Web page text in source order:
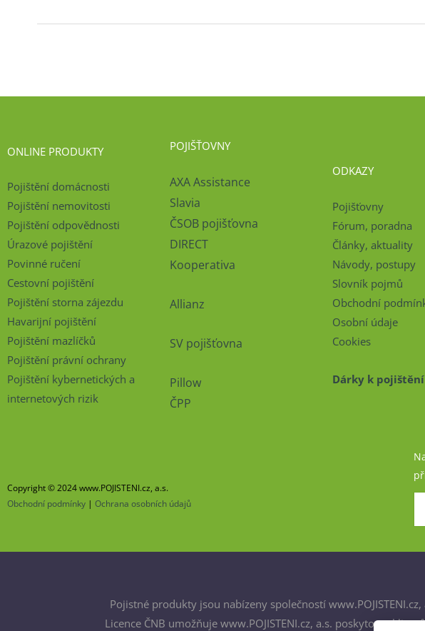
ONLINE PRODUKTY
Pojištění domácnosti
Pojištění nemovitosti
Pojištění odpovědnosti
Úrazové pojištění
Povinné ručení
Cestovní pojištění
Pojištění storna zájezdu
Havarijní pojištění
Pojištění mazlíčků
Pojištění právní ochrany
Pojištění kybernetických a
internetových rizik
POJIŠŤOVNY
AXA Assistance
Slavia
ČSOB pojišťovna
DIRECT
Kooperativa
Allianz
SV pojišťovna
Pillow
ČPP
ODKAZY
Pojišťovny
Fórum, poradna
Články, aktuality
Návody, postupy
Slovník pojmů
Obchodní
Osobní údaje
Cookies
Dárky k pojištění
Copyright © 2024 www.POJISTENI.cz, a.s.
Obchodní podmínky | Ochrana osobních údajů
Pojistné produkty jsou nabízeny společností
Licence ČNB umožňuje www.POJISTENI.cz, a.s. poskytovat